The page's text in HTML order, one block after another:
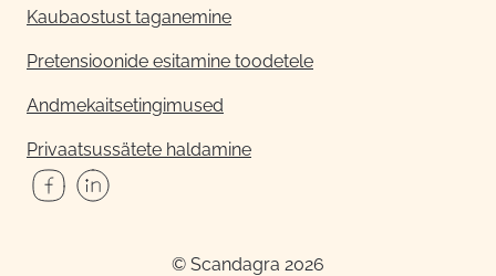
Kaubaostust taganemine
Pretensioonide esitamine toodetele
Andmekaitsetingimused
Privaatsussätete haldamine
© Scandagra 2026